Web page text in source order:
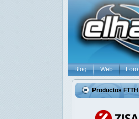
Blog Web Foro
Productos FTTH